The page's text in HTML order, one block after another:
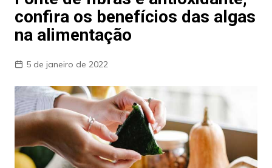
confira os benefícios das algas
na alimentação
5 de janeiro de 2022